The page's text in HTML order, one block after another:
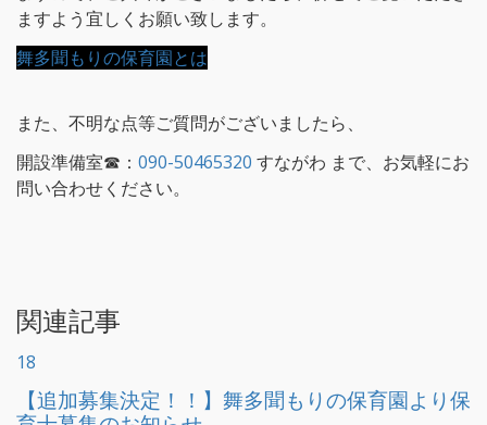
ますよう宜しくお願い致します。
舞多聞もりの保育園とは
また、不明な点等ご質問がございましたら、
開設準備室☎： 090-50465320 すながわ まで、お気軽にお
問い合わせください。
関連記事
18
【追加募集決定！！】舞多聞もりの保育園より保